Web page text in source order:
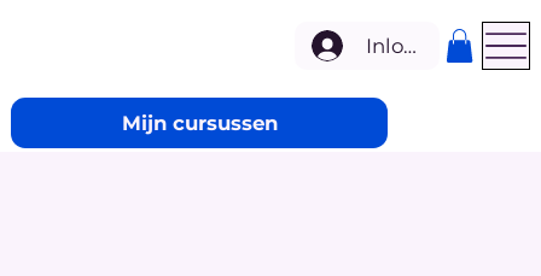
Mijn cursussen
Inloggen